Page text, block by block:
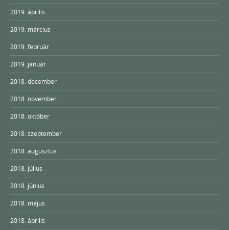
2019. április
2019. március
2019. február
2019. január
2018. december
2018. november
2018. október
2018. szeptember
2018. augusztus
2018. július
2018. június
2018. május
2018. április